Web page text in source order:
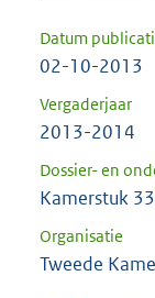
Datum
02-10-2013
Vergaderjaar
2013-2014
Dossier- en
Kamerstuk
Organisatie
Tweede